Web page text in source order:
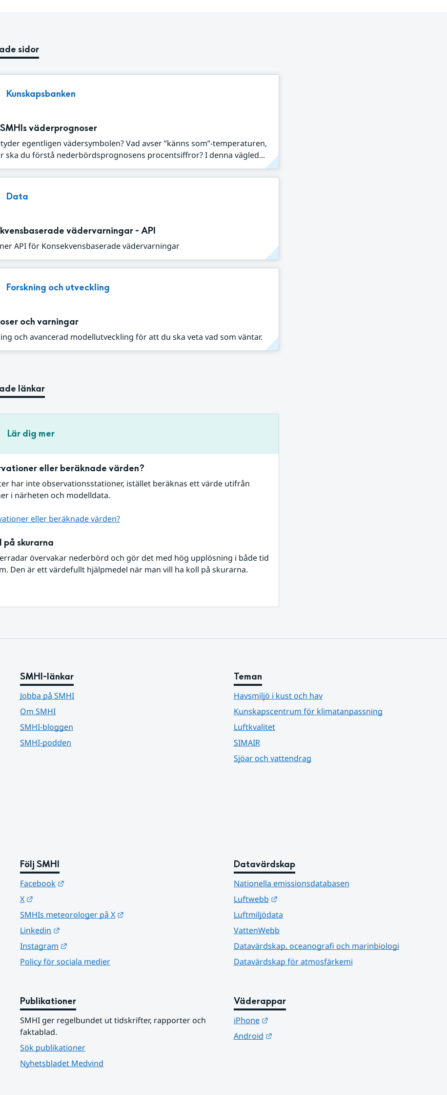
sidor
Kunskapsbanken
väderprognoser
egentligen vädersymbolen? Vad avser ”känns som”-temperaturen,
ska du förstå nederbördsprognosens procentsiffror? I denna vägled...
Data
vädervarningar - API
API för Konsekvensbaserade vädervarningar
Forskning och utveckling
och varningar
och avancerad modellutveckling för att du ska veta vad som väntar.
länkar
Lär dig mer
eller beräknade värden?
har inte observationsstationer, istället beräknas ett värde utifrån
i närheten och modelldata.
eller beräknade värden?
på skurarna
övervakar nederbörd och gör det med hög upplösning i både tid
Den är ett värdefullt hjälpmedel när man vill ha koll på skurarna.
SMHI-länkar
Jobba på SMHI
Om SMHI
SMHI-bloggen
SMHI-podden
Teman
Havsmiljö i kust och hav
Kunskapscentrum för klimatanpassning
Luftkvalitet
SIMAIR
Sjöar och vattendrag
Följ SMHI
Facebook
X
SMHIs meteorologer på X
Linkedin
Instagram
Policy för sociala medier
Datavärdskap
Nationella emissionsdatabasen
Luftwebb
Länk till annan webbplats.
Luftmiljödata
VattenWebb
Datavärdskap, oceanografi och marinbiologi
Datavärdskap för atmosfärkemi
Publikationer
SMHI ger regelbundet ut tidskrifter, rapporter och
faktablad.
Sök publikationer
Nyhetsbladet Medvind
Väderappar
iPhone
Länk till annan webbplats.
Android
Länk till annan webbplats.